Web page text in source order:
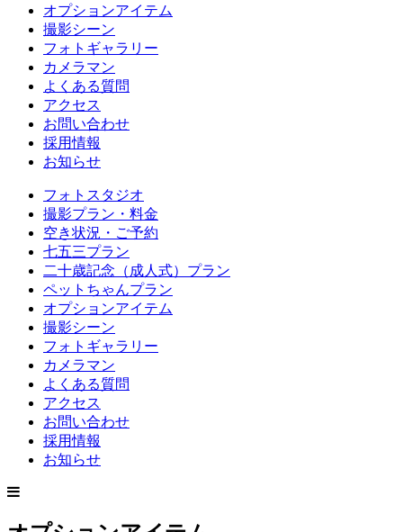
オプションアイテム
撮影シーン
フォトギャラリー
カメラマン
よくある質問
アクセス
お問い合わせ
採用情報
お知らせ
フォトスタジオ
撮影プラン・料金
空き状況・ご予約
七五三プラン
二十歳記念（成人式）プラン
ペットちゃんプラン
オプションアイテム
撮影シーン
フォトギャラリー
カメラマン
よくある質問
アクセス
お問い合わせ
採用情報
お知らせ